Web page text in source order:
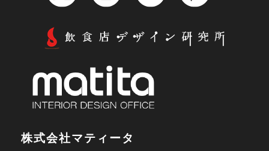
株式会社マティータ